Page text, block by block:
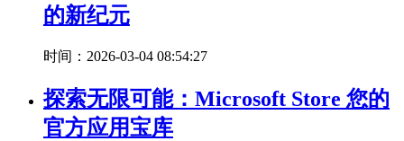
的新纪元
时间：2026-03-04 08:54:27
探索无限可能：Microsoft Store 您的
官方应用宝库